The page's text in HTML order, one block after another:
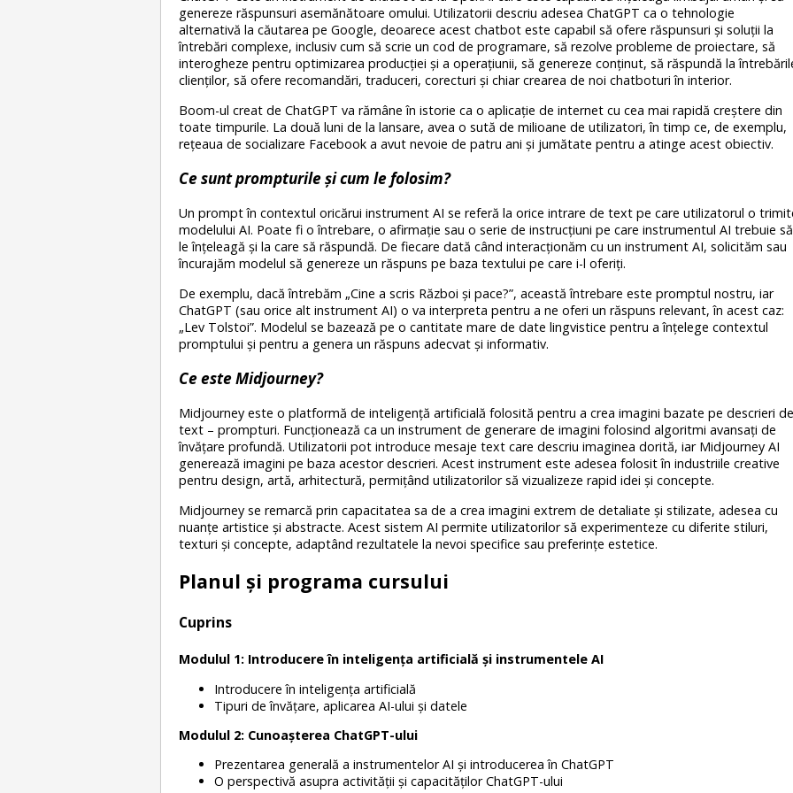
genereze răspunsuri asemănătoare omului. Utilizatorii descriu adesea ChatGPT ca o tehnologie
alternativă la căutarea pe Google, deoarece acest chatbot este capabil să ofere răspunsuri și soluții la
întrebări complexe, inclusiv cum să scrie un cod de programare, să rezolve probleme de proiectare, să
interogheze pentru optimizarea producției și a operațiunii, să genereze conținut, să răspundă la
clienților, să ofere recomandări, traduceri, corecturi și chiar crearea de noi chatboturi în interior.
Boom-ul creat de ChatGPT va rămâne în istorie ca o aplicație de internet cu cea mai rapidă creștere din
toate timpurile. La două luni de la lansare, avea o sută de milioane de utilizatori, în timp ce, de exemplu,
rețeaua de socializare Facebook a avut nevoie de patru ani și jumătate pentru a atinge acest obiectiv.
Ce sunt prompturile și cum le folosim?
Un prompt în contextul oricărui instrument AI se referă la orice intrare de text pe care utilizatorul o
modelului AI. Poate fi o întrebare, o afirmație sau o serie de instrucțiuni pe care instrumentul AI trebuie să
le înțeleagă și la care să răspundă. De fiecare dată când interacționăm cu un instrument AI, solicităm sau
încurajăm modelul să genereze un răspuns pe baza textului pe care i-l oferiți.
De exemplu, dacă întrebăm „Cine a scris Război și pace?”, această întrebare este promptul nostru, iar
ChatGPT (sau orice alt instrument AI) o va interpreta pentru a ne oferi un răspuns relevant, în acest caz:
„Lev Tolstoi”. Modelul se bazează pe o cantitate mare de date lingvistice pentru a înțelege contextul
promptului și pentru a genera un răspuns adecvat și informativ.
Ce este Midjourney?
Midjourney este o platformă de inteligență artificială folosită pentru a crea imagini bazate pe descrieri de
text – prompturi. Funcționează ca un instrument de generare de imagini folosind algoritmi avansați de
învățare profundă. Utilizatorii pot introduce mesaje text care descriu imaginea dorită, iar Midjourney AI
generează imagini pe baza acestor descrieri. Acest instrument este adesea folosit în industriile creative
pentru design, artă, arhitectură, permițând utilizatorilor să vizualizeze rapid idei și concepte.
Midjourney se remarcă prin capacitatea sa de a crea imagini extrem de detaliate și stilizate, adesea cu
nuanțe artistice și abstracte. Acest sistem AI permite utilizatorilor să experimenteze cu diferite stiluri,
texturi și concepte, adaptând rezultatele la nevoi specifice sau preferințe estetice.
Planul și programa cursului
Cuprins
Modulul 1: Introducere în inteligența artificială și instrumentele AI
Introducere în inteligența artificială
Tipuri de învățare, aplicarea AI-ului și datele
Modulul 2: Cunoașterea ChatGPT-ului
Prezentarea generală a instrumentelor AI și introducerea în ChatGPT
O perspectivă asupra activității și capacităților ChatGPT-ului